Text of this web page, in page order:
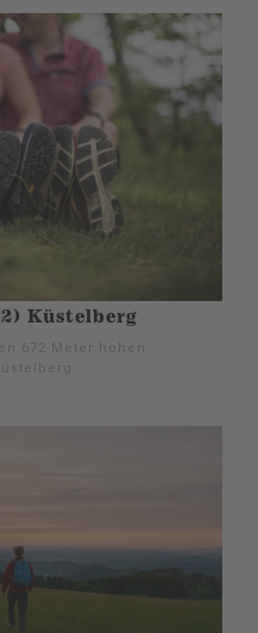
Küstelberg
672 Meter hohen